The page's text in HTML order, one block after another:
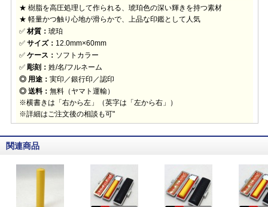
★ 樹脂を高圧処理して作られる、琥珀色の深い輝きを持つ素材
★ 軽量かつ触り心地が滑らかで、上品な印鑑として人気
✅ 材質： 琥珀
✅ サイズ： 12.0mm×60mm
✅ ケース： ソフトカラー
✅ 彫刻： 姓/名/フルネーム
◎ 用途： 実印／銀行印／認印
◎ 送料： 無料（ヤマト運輸）
※横書きは「右から左」（英字は「左から右」）
※詳細はご注文後の相談も可"
関連商品